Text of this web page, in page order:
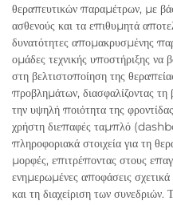
θεραπευτικών παραμέτρων, με
ασθενούς και τα επιθυμητά
δυνατότητες απομακρυσμένης
ομάδες τεχνικής υποστήριξης να
στη βελτιστοποίηση της
προβλημάτων, διασφαλίζοντας τη
την υψηλή ποιότητα της
χρήστη διεπαφές ταμπλό
πληροφοριακά στοιχεία για τη
μορφές, επιτρέποντας στους
ενημερωμένες αποφάσεις
και τη διαχείριση των